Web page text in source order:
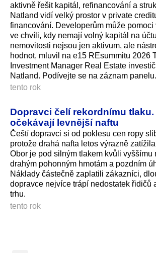
aktivně řešit kapitál, refinancování a
Natland vidí velký prostor v private
financování. Developerům může pomoci
ve chvíli, kdy nemají volný kapitál na
nemovitosti nejsou jen aktivum, ale
hodnot, mluvil na e15 REsummitu 2026
Investment Manager Real Estate
Natland. Podívejte se na záznam panelu.
tento rok
Dopravci čelí rekordnímu tlaku.
očekávají levnější naftu
Čeští dopravci si od poklesu cen ropy
protože drahá nafta letos výrazně
Obor je pod silným tlakem kvůli vyššímu
drahým pohonným hmotám a pozdním
Náklady částečně zaplatili zákazníci,
dopravce nejvíce trápí nedostatek řidičů
trhu.
tento rok